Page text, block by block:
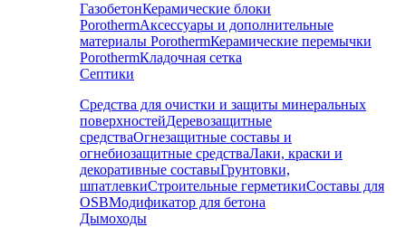
ГазобетонКерамические блоки
PorothermАксессуары и дополнительные
материалы PorothermКерамические перемычки
PorothermКладочная сетка
Септики
Средства для очистки и защиты минеральных
поверхностейДеревозащитные
средстваОгнезащитные составы и
огнебиозащитные средстваЛаки, краски и
декоративные составыГрунтовки,
шпатлевкиСтроительные герметикиСоставы для
OSBМодификатор для бетона
Дымоходы